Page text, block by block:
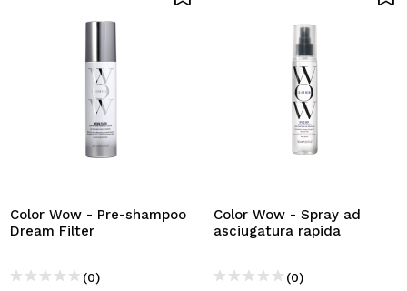
Color Wow - Pre-shampoo
Dream Filter
(0)
Color Wow - Spray ad
asciugatura rapida
(0)